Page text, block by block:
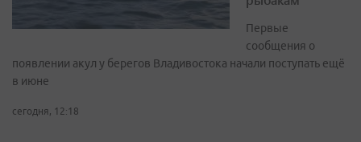
Первые
сообщения о
появлении акул у берегов Владивостока начали поступать ещё
в июне
сегодня, 12:18